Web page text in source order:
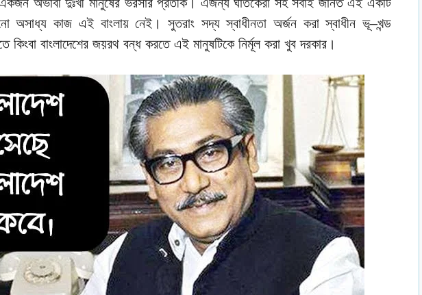
অসাধ্য কাজ এই বাংলায় নেই। সুতরাং সদ্য স্বাধীনতা অর্জন করা স্বাধীন ভূ–খন্ড
কিংবা বাংলাদেশের জয়রথ বন্ধ করতে এই মানুষটিকে নির্মূল করা খুব দরকার।